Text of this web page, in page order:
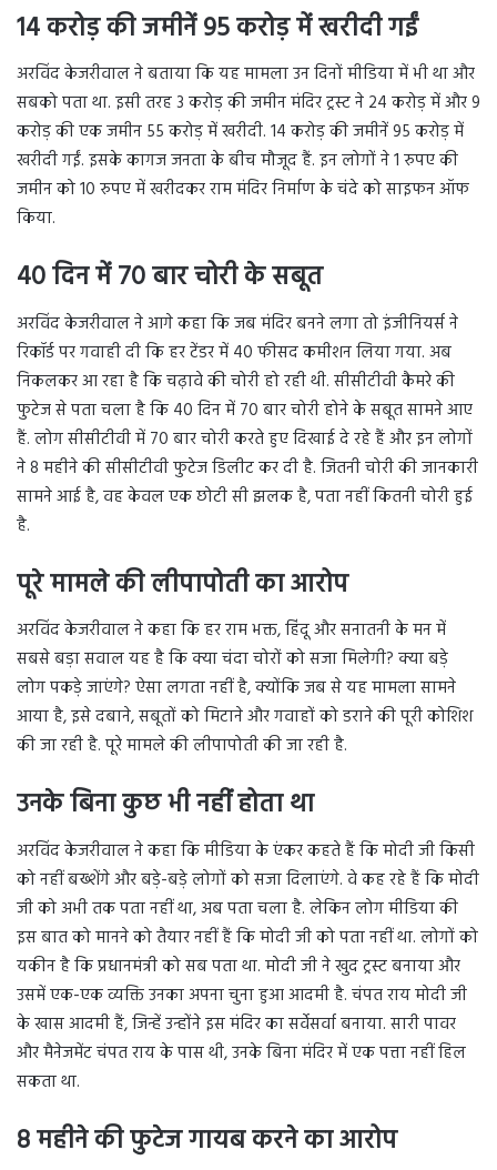
14 करोड़ की जमीनें 95 करोड़ में खरीदी गईं
अरविंद केजरीवाल ने बताया कि यह मामला उन दिनों मीडिया में भी था और
सबको पता था. इसी तरह 3 करोड़ की जमीन मंदिर ट्रस्ट ने 24 करोड़ में और 9
करोड़ की एक जमीन 55 करोड़ में खरीदी. 14 करोड़ की जमीनें 95 करोड़ में
खरीदी गईं. इसके कागज जनता के बीच मौजूद हैं. इन लोगों ने 1 रुपए की
जमीन को 10 रुपए में खरीदकर राम मंदिर निर्माण के चंदे को साइफन ऑफ
किया.
40 दिन में 70 बार चोरी के सबूत
अरविंद केजरीवाल ने आगे कहा कि जब मंदिर बनने लगा तो इंजीनियर्स ने
रिकॉर्ड पर गवाही दी कि हर टेंडर में 40 फीसद कमीशन लिया गया. अब
निकलकर आ रहा है कि चढ़ावे की चोरी हो रही थी. सीसीटीवी कैमरे की
फुटेज से पता चला है कि 40 दिन में 70 बार चोरी होने के सबूत सामने आए
हैं. लोग सीसीटीवी में 70 बार चोरी करते हुए दिखाई दे रहे हैं और इन लोगों
ने 8 महीने की सीसीटीवी फुटेज डिलीट कर दी है. जितनी चोरी की जानकारी
सामने आई है, वह केवल एक छोटी सी झलक है, पता नहीं कितनी चोरी हुई
है.
पूरे मामले की लीपापोती का आरोप
अरविंद केजरीवाल ने कहा कि हर राम भक्त, हिंदू और सनातनी के मन में
सबसे बड़ा सवाल यह है कि क्या चंदा चोरों को सजा मिलेगी? क्या बड़े
लोग पकड़े जाएंगे? ऐसा लगता नहीं है, क्योंकि जब से यह मामला सामने
आया है, इसे दबाने, सबूतों को मिटाने और गवाहों को डराने की पूरी कोशिश
की जा रही है. पूरे मामले की लीपापोती की जा रही है.
उनके बिना कुछ भी नहीं होता था
अरविंद केजरीवाल ने कहा कि मीडिया के एंकर कहते हैं कि मोदी जी किसी
को नहीं बख्शेंगे और बड़े-बड़े लोगों को सजा दिलाएंगे. वे कह रहे हैं कि मोदी
जी को अभी तक पता नहीं था, अब पता चला है. लेकिन लोग मीडिया की
इस बात को मानने को तैयार नहीं हैं कि मोदी जी को पता नहीं था. लोगों को
यकीन है कि प्रधानमंत्री को सब पता था. मोदी जी ने खुद ट्रस्ट बनाया और
उसमें एक-एक व्यक्ति उनका अपना चुना हुआ आदमी है. चंपत राय मोदी जी
के खास आदमी हैं, जिन्हें उन्होंने इस मंदिर का सर्वेसर्वा बनाया. सारी पावर
और मैनेजमेंट चंपत राय के पास थी, उनके बिना मंदिर में एक पत्ता नहीं हिल
सकता था.
8 महीने की फुटेज गायब करने का आरोप